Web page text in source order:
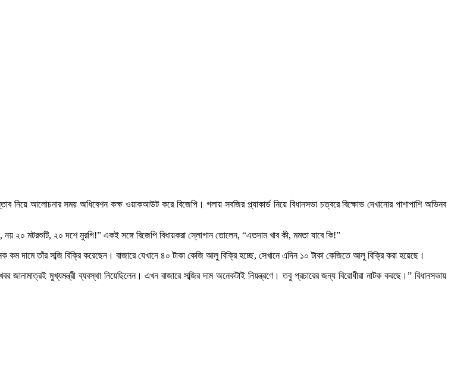
নিয়ে আলোচনার সময় অধিবেশন কক্ষ ওয়াকআউট করে বিজেপি। গলায় সবজির প্ল্যাকার্ড নিয়ে বিধানসভা চত্বরে বিক্ষোভ দেখানোর পাশাপাশি অভিনব
২০ দশে মুরগি!” একই সঙ্গে বিজেপি বিধায়করা স্লোগান তোলেন, “এতদাম খাব কী, মমতা যাবে কি!”
কম দামে তাঁর সব্জি বিক্রি করেছেন। বাজারে যেখানে ৪০ টাকা কেজি আলু বিক্রি হচ্ছে, সেখানে এদিন ১০ টাকা কেজিতে আলু বিক্রি করা হয়েছে।
মুখ্যমন্ত্রী ব্যবস্থা নিয়েছিলেন। এখন বাজারে সব্জির দাম অনেকটাই নিয়ন্ত্রণে। তবু প্রচারের জন্য বিরোধীরা নাটক করছে।” বিধানসভায়